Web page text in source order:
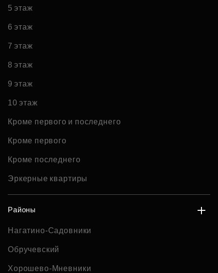
5 этаж
6 этаж
7 этаж
8 этаж
9 этаж
10 этаж
Кроме первого и последнего
Кроме первого
Кроме последнего
Эркерные квартиры
Районы
Нагатино-Садовники
Обручевский
Хорошево-Мневники